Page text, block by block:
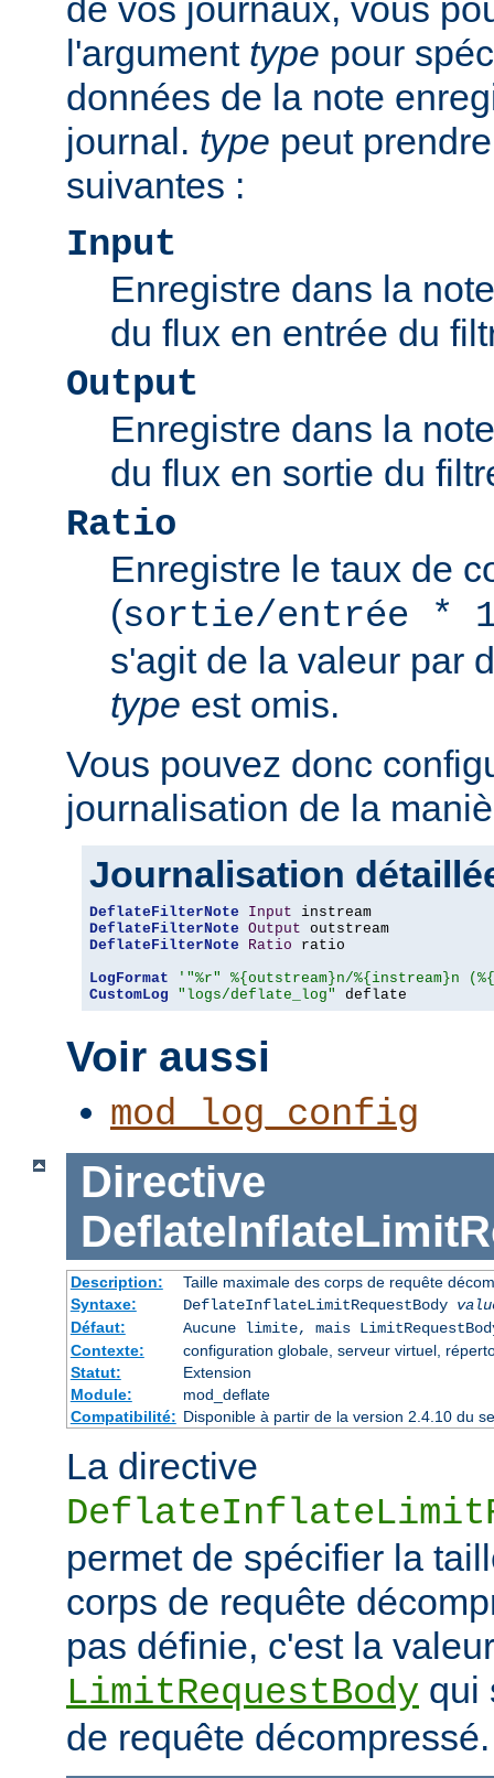
l'argument type pour
données de la note
journal. type peut
suivantes :
Input
Enregistre dans la
du flux en entrée du
Output
Enregistre dans la
du flux en sortie du
Ratio
Enregistre le taux de
(sortie/entrée *
s'agit de la valeur par
type est omis.
Vous pouvez donc
journalisation de la
Journalisation
DeflateFilterNote Input
DeflateFilterNote Output
DeflateFilterNote
Ratio ratio
LogFormat
'"%r" %{outstream}n/%{instream}n
CustomLog
"logs/deflate_log" deflate
Voir aussi
mod_log_config
Directive
Description:
Taille maximale des corps de requête
Syntaxe:
DeflateInflateLimitRequestBody
Défaut:
Aucune limite, mais
Contexte:
configuration globale, serveur virtuel,
Statut:
Extension
Module:
mod_deflate
Compatibilité: Disponible à partir de la version 2.4.10 du
La directive
permet de spécifier la
corps de requête
pas définie, c'est la
LimitRequestBody qui
de requête décompressé.